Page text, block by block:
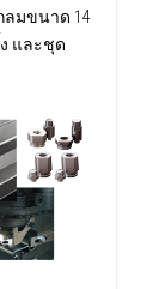
ลมขนาด 14
และชุด